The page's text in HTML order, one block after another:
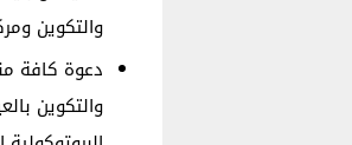
والتكوين
دعوة كافة
والتكوين